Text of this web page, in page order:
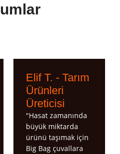
Elif T. - Tarım
Ürünleri
Üreticisi
"Hasat zamanında
büyük miktarda
ürünü taşımak için
Big Bag çuvallara